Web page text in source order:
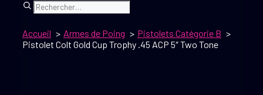
Rechercher
Accueil Armes de Poing
Pistolets Catégorie B
Pistolet Colt Gold Cup Trophy .45 ACP 5″ Two Tone